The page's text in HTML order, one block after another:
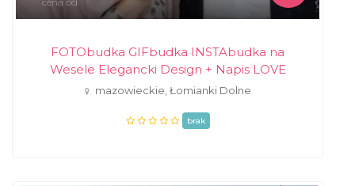
FOTObudka GIFbudka INSTAbudka na
Wesele Elegancki Design + Napis LOVE
mazowieckie, Łomianki Dolne
brak